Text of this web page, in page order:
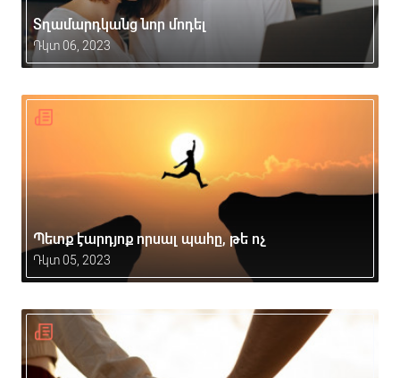
Տղամարդկանց նոր մոդել
Դկտ 06, 2023
Պետք էարդյոք որսալ պահը, թե ոչ
Դկտ 05, 2023